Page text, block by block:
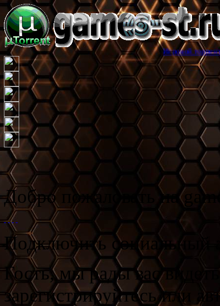
Игровой торрент трекер
Добро пожаловать на
Подключить социальный
Гость, мы рады вас
зарегистрируйтесь или